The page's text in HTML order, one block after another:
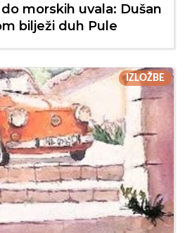
morskih uvala: Dušan
bilježi duh Pule
IZLOŽBE